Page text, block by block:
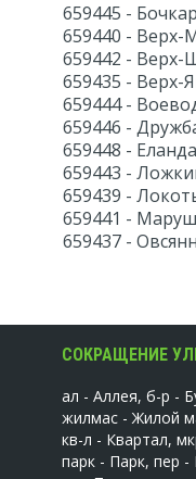
659445 -
659440 - Верх-
659442 - Верх-
659435 - Верх-
659444 -
659446 -
659448 -
659443 -
659439 -
659441 -
659437 -
СОКРАЩЕНИЕ
ал - Аллея, б-р -
жилмас - Жилой
кв-л - Квартал,
парк - Парк, пер